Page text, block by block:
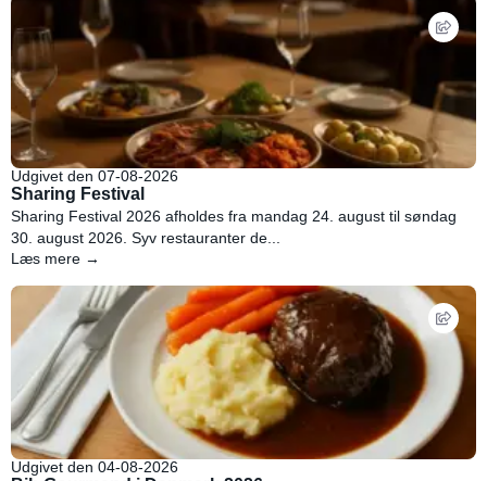
Udgivet den 07-08-2026
Sharing Festival
Sharing Festival 2026 afholdes fra mandag 24. august til søndag
30. august 2026. Syv restauranter de...
Læs mere →
Udgivet den 04-08-2026